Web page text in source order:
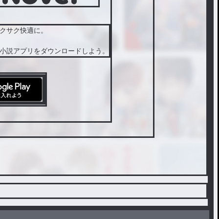
サク快適に。
説アプリをダウンロードしよう。